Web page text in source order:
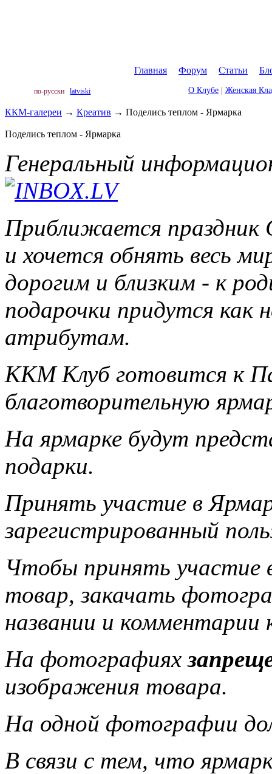
Главная Форум Статьи
по-русски latviski О Клубе Женская
ККМ-галереи → Креатив → Поделись теплом - Ярмарка
Поделись теплом - Ярмарка
Генеральный
Приближается праздник
и хочется обнять весь
дорогим и близким - к
подарочки придутся как
атрибутам.
ККМ Клуб готовится к
благотворительную
На ярмарке будут
подарки.
Принять участие в
зарегистрированный
Чтобы принять участие
товар, закачать
названии и
На фотографиях
изображения товара.
На одной фотографии
В связи с тем, что